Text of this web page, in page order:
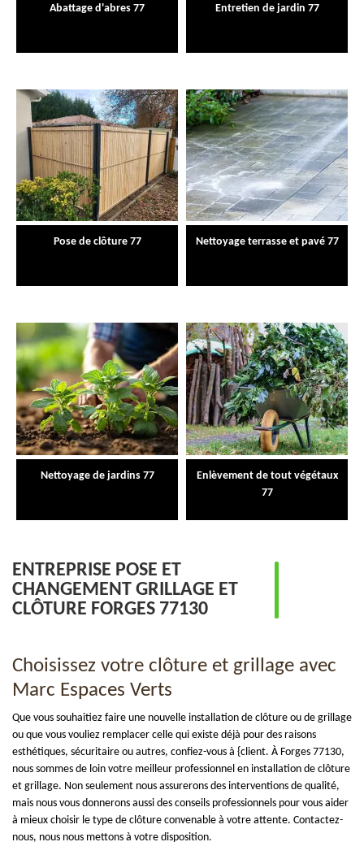
Abattage d'abres 77 Entretien de jardin 77
Pose de clôture 77 Nettoyage terrasse et pavé 77
Nettoyage de jardins 77
Enlèvement de tout végétaux
77
ENTREPRISE POSE ET
CHANGEMENT GRILLAGE ET
CLÔTURE FORGES 77130
Choisissez votre clôture et grillage avec
Marc Espaces Verts
Que vous souhaitiez faire une nouvelle installation de clôture ou de grillage
ou que vous vouliez remplacer celle qui existe déjà pour des raisons
esthétiques, sécuritaire ou autres, confiez-vous à {client. À Forges 77130,
nous sommes de loin votre meilleur professionnel en installation de clôture
et grillage. Non seulement nous assurerons des interventions de qualité,
mais nous vous donnerons aussi des conseils professionnels pour vous aider
à mieux choisir le type de clôture convenable à votre attente. Contactez-
nous, nous nous mettons à votre disposition.